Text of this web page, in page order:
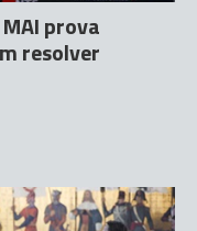
prova
resolver